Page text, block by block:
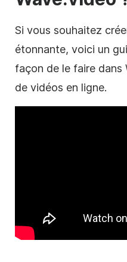
Si vous souhaitez
étonnante, voici un
façon de le faire dans
de vidéos en ligne.